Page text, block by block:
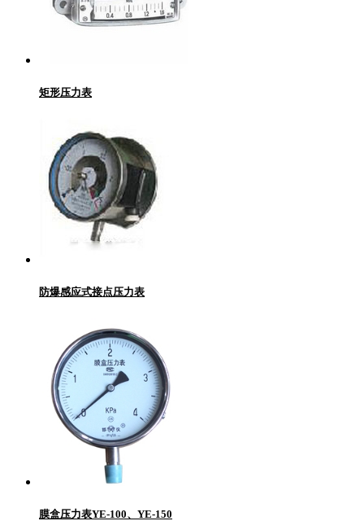
矩形压力表
防爆感应式接点压力表
膜盒压力表YE-100、YE-150